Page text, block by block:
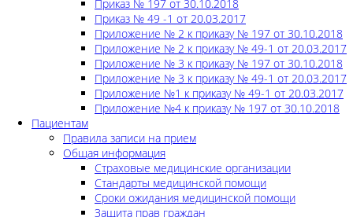
Приказ № 197 от 30.10.2018
Приказ № 49 -1 от 20.03.2017
Приложение № 2 к приказу № 197 от 30.10.2018
Приложение № 2 к приказу № 49-1 от 20.03.2017
Приложение № 3 к приказу № 197 от 30.10.2018
Приложение № 3 к приказу № 49-1 от 20.03.2017
Приложение №1 к приказу № 49-1 от 20.03.2017
Приложение №4 к приказу № 197 от 30.10.2018
Пациентам
Правила записи на прием
Общая информация
Страховые медицинские организации
Стандарты медицинской помощи
Сроки ожидания медицинской помощи
Защита прав граждан